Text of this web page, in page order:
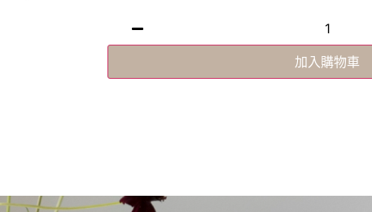
加入購物車